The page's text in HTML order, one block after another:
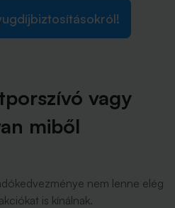
vagy
miből
nem lenne elég
is kínálnak.